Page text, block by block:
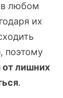
в любом
их
, поэтому
от лишних
.